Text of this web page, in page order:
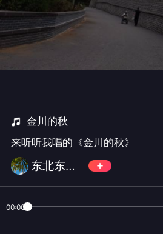
金川的秋
来听听我唱的《金川的秋》
东北东北☞☜
00:00